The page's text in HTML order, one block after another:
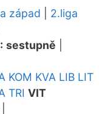
západ
2.liga
sestupně
KOM KVA LIB LIT
TRI VIT